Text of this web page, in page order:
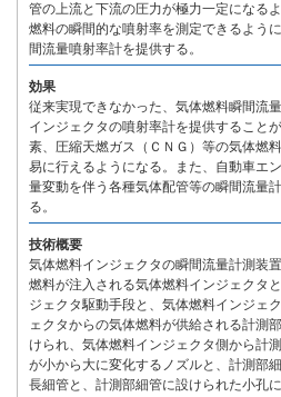
管の上流と下流の圧力が極力一定になる
燃料の瞬間的な噴射率を測定できるよう
間流量噴射率計を提供する。
効果
従来実現できなかった、気体燃料瞬間流
インジェクタの噴射率計を提供すること
素、圧縮天燃ガス（ＣＮＧ）等の気体燃
易に行えるようになる。また、自動車エ
量変動を伴う各種気体配管等の瞬間流量
る。
技術概要
気体燃料インジェクタの瞬間流量計測装
燃料が注入される気体燃料インジェクタ
ジェクタ駆動手段と、気体燃料インジェ
ェクタからの気体燃料が供給される計測
けられ、気体燃料インジェクタ側から計
が小から大に変化するノズルと、計測部
長細管と、計測部細管に設けられた小孔